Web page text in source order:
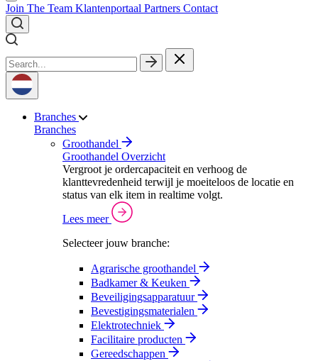
Join The Team Klantenportaal Partners Contact
Branches
Branches
Groothandel
Groothandel Overzicht
Vergroot je ordercapaciteit en verhoog de
klanttevredenheid terwijl je moeiteloos de locatie en
status van elk item in realtime volgt.
Lees meer
Selecteer jouw branche:
Agrarische groothandel
Badkamer & Keuken
Beveiligingsapparatuur
Bevestigingsmaterialen
Elektrotechniek
Facilitaire producten
Gereedschappen